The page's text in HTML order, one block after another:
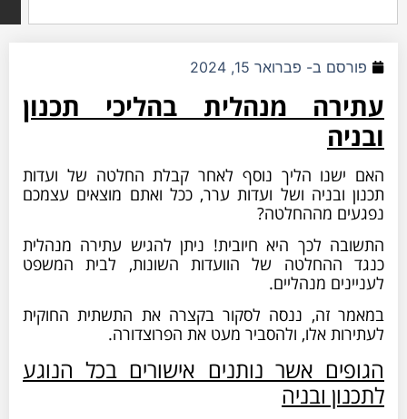
ב- פברואר 15, 2024
מנהלית בהליכי תכנון
הליך נוסף לאחר קבלת החלטה של ועדות
ובניה ושל ועדות ערר, ככל ואתם מוצאים עצמכם
מההחלטה?
לכך היא חיובית! ניתן להגיש עתירה מנהלית
ההחלטה של הוועדות השונות, לבית המשפט
מנהליים.
זה, ננסה לסקור בקצרה את התשתית החוקית
אלו, ולהסביר מעט את הפרוצדורה.
אשר נותנים אישורים בכל הנוגע
ובניה